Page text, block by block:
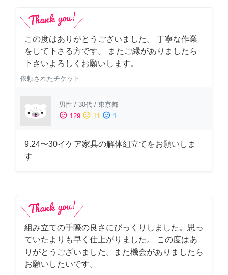
この度はありがとうございました。 丁寧な作業
をして下さる方です。 またご縁がありましたら
下さいよろしくお願いします。
依頼されたチケット
男性 / 30代 / 東京都
sentiment_satisfied 129 sentiment_neutral 11 sentiment_dissatisfied 1
9.24〜30イケア家具の解体組立てをお願いしま
す
組み立ての手際の良さにびっくりしました。思っ
ていたよりも早く仕上がりました。 この度はあ
りがとうございました。また機会がありましたら
お願いしたいです。